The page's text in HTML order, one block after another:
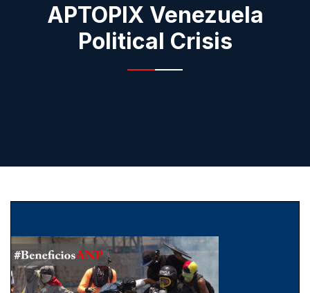
APTOPIX Venezuela
Political Crisis